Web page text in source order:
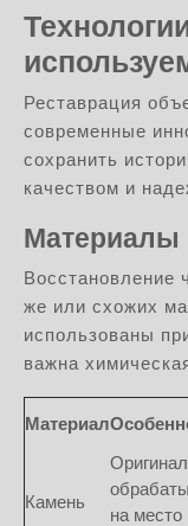
Реставрация
современные
сохранить
качеством и
Материалы
Восстановление
же или схожих
использованы
важна
Материал
Камень
на